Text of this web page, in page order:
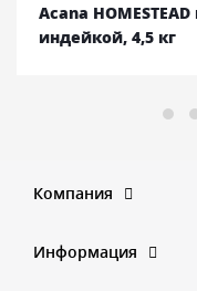
Acana
индейкой, 4,5 кг
Компания
Информация